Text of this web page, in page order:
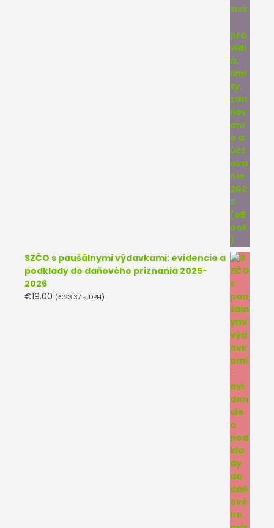
SZČO s paušálnymi výdavkami: evidencie a
podklady do daňového priznania 2025-
2026
€19.00 (€23.37 s DPH)